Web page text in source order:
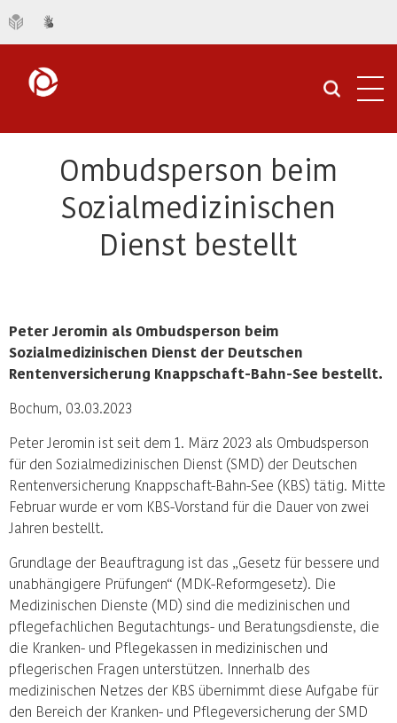
Ombudsperson beim
Sozialmedizinischen
Dienst bestellt
Peter Jeromin als Ombudsperson beim
Sozialmedizinischen Dienst der Deutschen
Rentenversicherung Knappschaft-Bahn-See bestellt.
Bochum, 03.03.2023
Peter Jeromin ist seit dem 1. März 2023 als Ombudsperson
für den Sozialmedizinischen Dienst (SMD) der Deutschen
Rentenversicherung Knappschaft-Bahn-See (KBS) tätig. Mitte
Februar wurde er vom KBS-Vorstand für die Dauer von zwei
Jahren bestellt.
Grundlage der Beauftragung ist das „Gesetz für bessere und
unabhängigere Prüfungen“ (MDK-Reformgesetz). Die
Medizinischen Dienste (MD) sind die medizinischen und
pflegefachlichen Begutachtungs- und Beratungsdienste, die
die Kranken- und Pflegekassen in medizinischen und
pflegerischen Fragen unterstützen. Innerhalb des
medizinischen Netzes der KBS übernimmt diese Aufgabe für
den Bereich der Kranken- und Pflegeversicherung der SMD